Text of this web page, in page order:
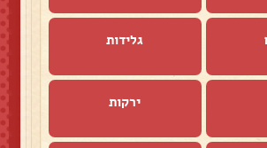
גלידות
ירקות